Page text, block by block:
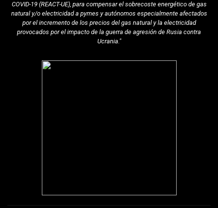
COVID-19 (REACT-UE), para compensar el sobrecoste energético de gas
natural y/o electricidad a pymes y autónomos especialmente afectados
por el incremento de los precios del gas natural y la electricidad
provocados por el impacto de la guerra de agresión de Rusia contra
Ucrania."